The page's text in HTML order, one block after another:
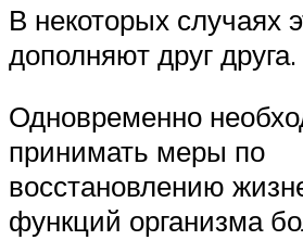
В некоторых случаях
дополняют друг друга.
Одновременно
принимать меры по
восстановлению
функций организма